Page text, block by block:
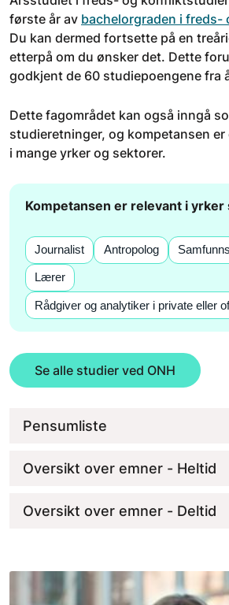
første år av bachelorgraden i
Du kan dermed fortsette på en
etterpå om du ønsker det. Dette
godkjent de 60 studiepoengene fra
Dette fagområdet kan også inngå
studieretninger, og kompetansen
i mange yrker og sektorer.
Kompetansen er relevant i yrker
Journalist Antropolog
Lærer
Rådgiver og analytiker i private eller
Se alle studier ved ONH
Pensumliste
Oversikt over emner - Heltid
Oversikt over emner - Deltid